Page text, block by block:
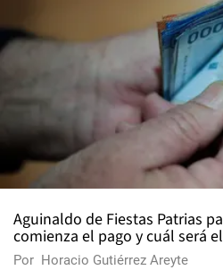
Aguinaldo de Fiestas Patrias
comienza el pago y cuál será
Por Horacio Gutiérrez Areyte